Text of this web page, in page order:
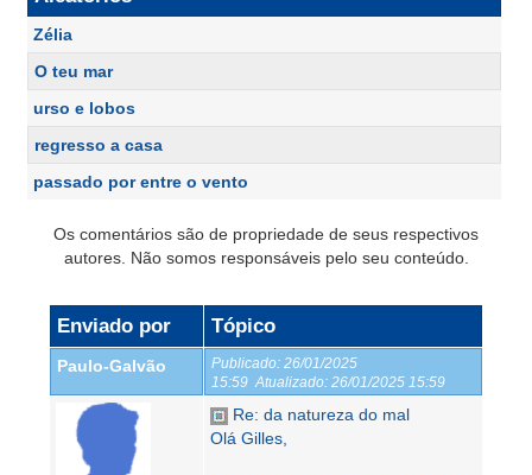
Zélia
O teu mar
urso e lobos
regresso a casa
passado por entre o vento
Os comentários são de propriedade de seus respectivos
autores. Não somos responsáveis pelo seu conteúdo.
Enviado por Tópico
Paulo-Galvão Publicado: 26/01/2025
15:59 Atualizado: 26/01/2025 15:59
Re: da natureza do mal
Olá Gilles,